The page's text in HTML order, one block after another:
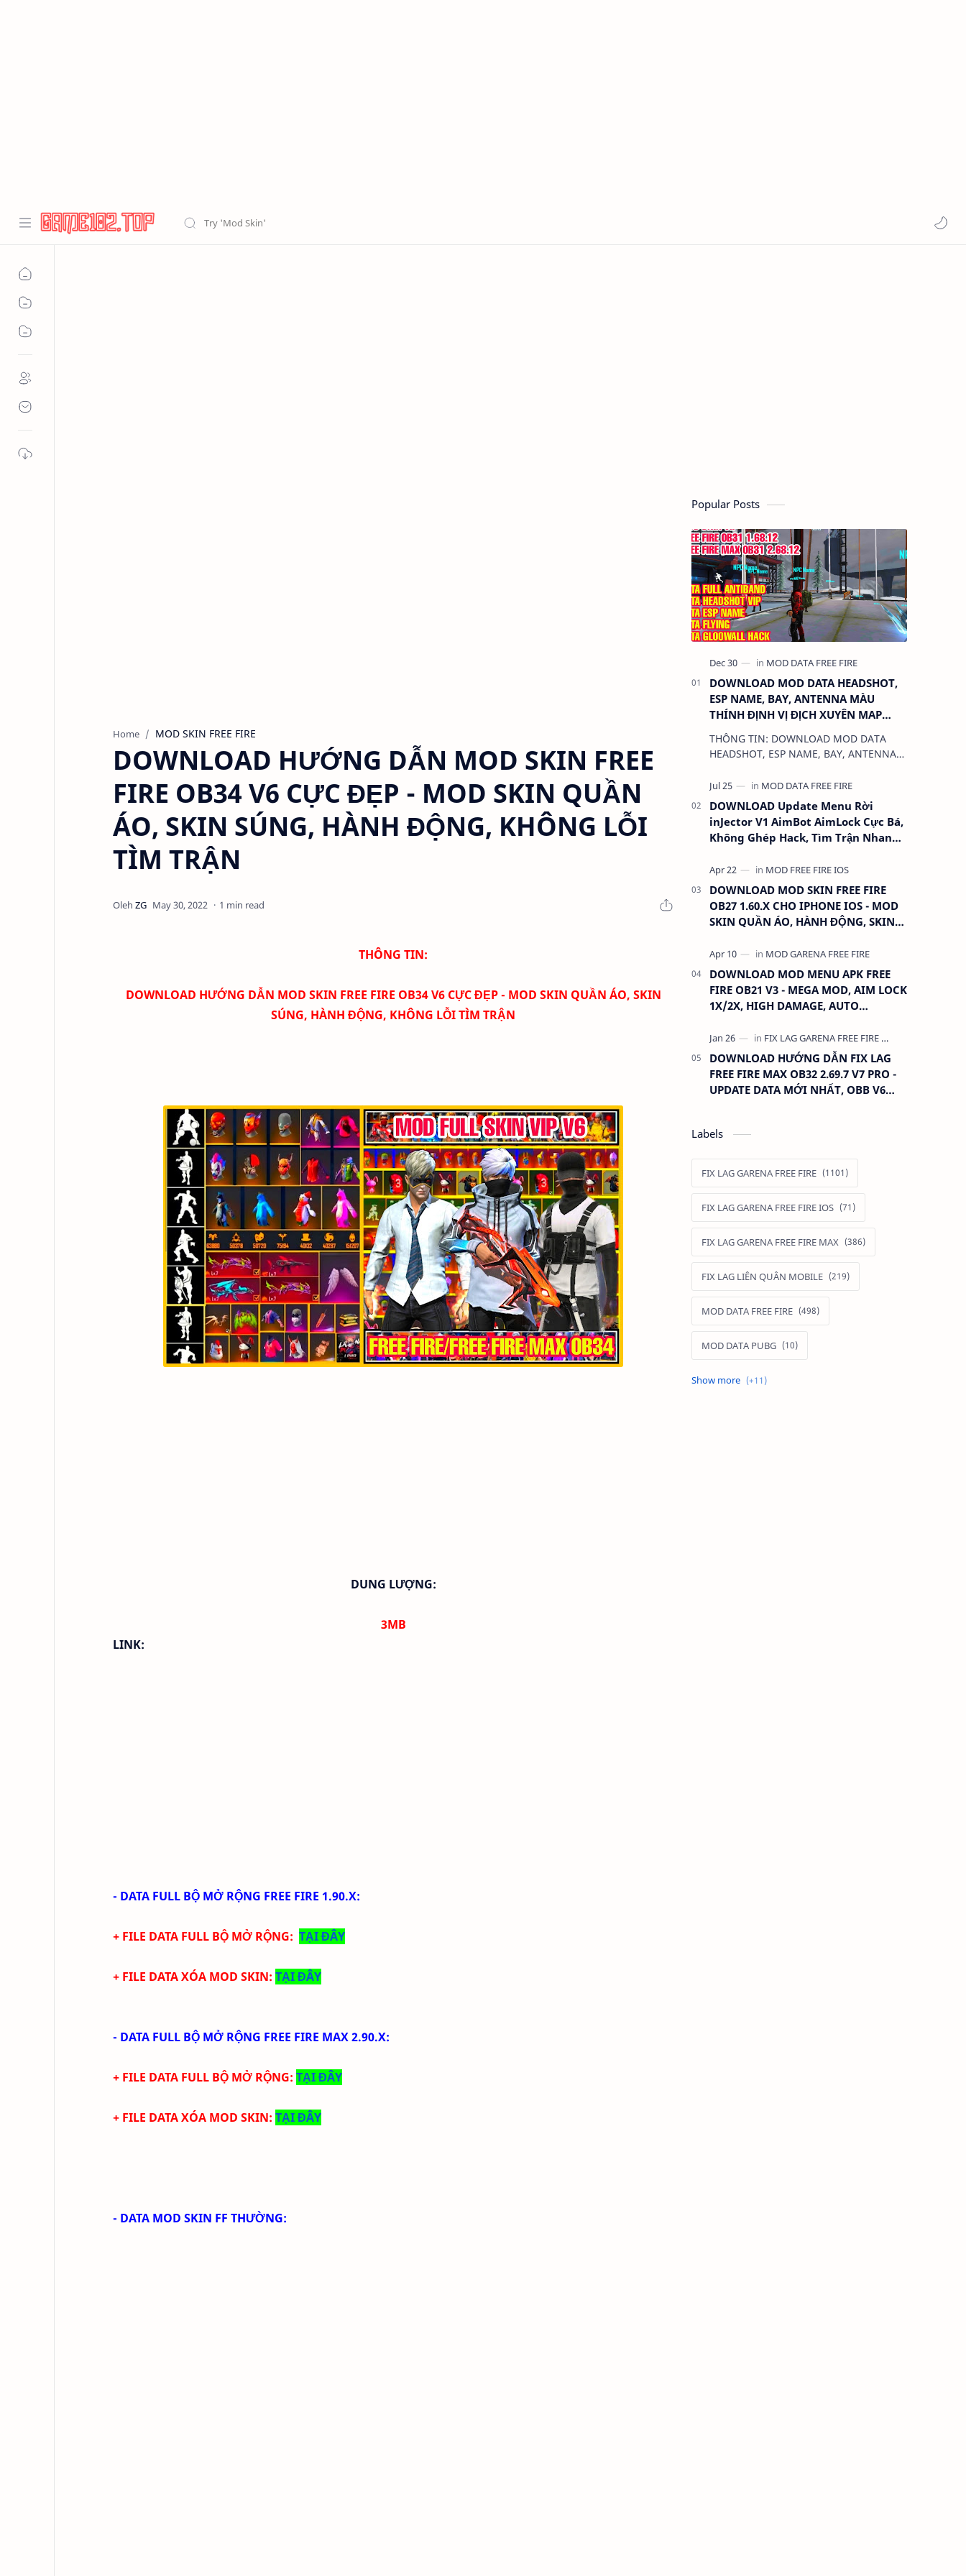
Home MOD SKIN FREE FIRE
DOWNLOAD HƯỚNG DẪN MOD SKIN FREE
FIRE OB34 V6 CỰC ĐẸP - MOD SKIN QUẦN
ÁO, SKIN SÚNG, HÀNH ĐỘNG, KHÔNG LỖI
TÌM TRẬN
1 min read
THÔNG TIN:
DOWNLOAD HƯỚNG DẪN MOD SKIN FREE FIRE OB34 V6 CỰC ĐẸP - MOD SKIN QUẦN ÁO, SKIN
SÚNG, HÀNH ĐỘNG, KHÔNG LỖI TÌM TRẬN
DUNG LƯỢNG:
3MB
LINK:
- DATA FULL BỘ MỞ RỘNG FREE FIRE 1.90.X:
+ FILE DATA FULL BỘ MỞ RỘNG: TẠI ĐÂY
+ FILE DATA XÓA MOD SKIN: TẠI ĐÂY
- DATA FULL BỘ MỞ RỘNG FREE FIRE MAX2.90.X:
+ FILE DATA FULL BỘ MỞ RỘNG: TẠI ĐÂY
+ FILE DATA XÓA MOD SKIN: TẠI ĐÂY
- DATA MOD SKIN FF THƯỜNG:
Popular Posts
DOWNLOAD MOD DATA HEADSHOT,
ESP NAME, BAY, ANTENNA MÀU
THÍNH ĐỊNH VỊ ĐỊCH XUYÊN MAP
CHO FREE FIRE OB31 1.68.12/2.68.12
MỚI NHẤT - KHÔNG KHÓA NICK
THÔNG TIN: DOWNLOAD MOD DATA
HEADSHOT, ESP NAME, BAY, ANTENNA
CHO FREE FIRE OB31 1.68.12/2.68.12
MỚI NHẤT - KHÔN…
DOWNLOAD Update Menu Rời
inJector V1 AimBot AimLock Cực Bá,
Không Ghép Hack, Tìm Trận Nhanh,
DOWNLOAD MOD SKIN FREE FIRE
OB27 1.60.X CHO IPHONE IOS - MOD
SKIN QUẦN ÁO, HÀNH ĐỘNG, SKIN
DOWNLOAD MOD MENU APK FREE
FIRE OB21 V3 - MEGA MOD, AIM LOCK
1X/2X, HIGH DAMAGE, AUTO
DOWNLOAD HƯỚNG DẪN FIX LAG
FREE FIRE MAX OB32 2.69.7 V7 PRO -
UPDATE DATA MỚI NHẤT, OBB V6
Labels
FIX LAG GARENA FREE FIRE
FIX LAG GARENA FREE FIRE IOS
FIX LAG GARENA FREE FIRE MAX
FIX LAG LIÊN QUÂN MOBILE
MOD DATA FREE FIRE
MOD DATA PUBG
MOD FREE FIRE